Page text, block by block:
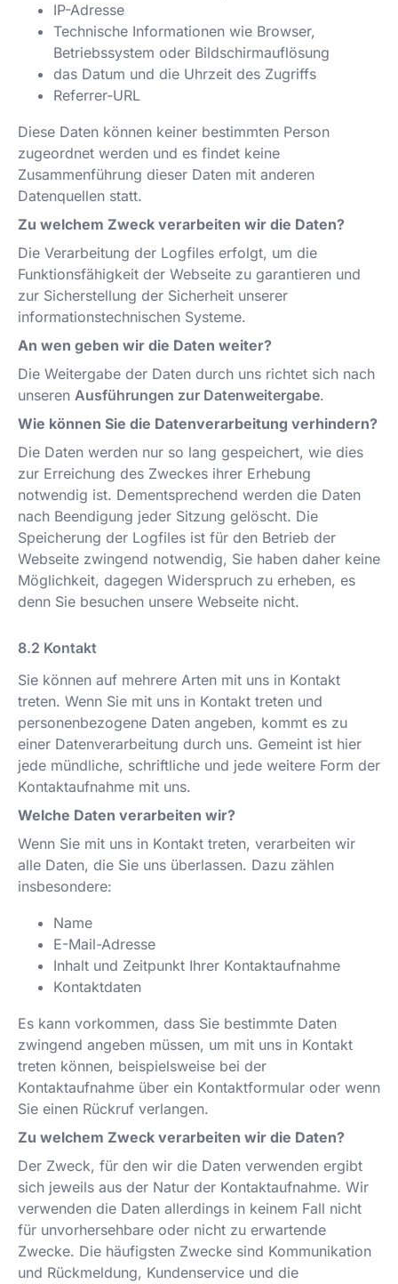
IP-Adresse
Technische Informationen wie Browser,
Betriebssystem oder Bildschirmauflösung
das Datum und die Uhrzeit des Zugriffs
Referrer-URL
Diese Daten können keiner bestimmten Person
zugeordnet werden und es findet keine
Zusammenführung dieser Daten mit anderen
Datenquellen statt.
Zu welchem Zweck verarbeiten wir die Daten?
Die Verarbeitung der Logfiles erfolgt, um die
Funktionsfähigkeit der Webseite zu garantieren und
zur Sicherstellung der Sicherheit unserer
informationstechnischen Systeme.
An wen geben wir die Daten weiter?
Die Weitergabe der Daten durch uns richtet sich nach
unseren Ausführungen zur Datenweitergabe.
Wie können Sie die Datenverarbeitung verhindern?
Die Daten werden nur so lang gespeichert, wie dies
zur Erreichung des Zweckes ihrer Erhebung
notwendig ist. Dementsprechend werden die Daten
nach Beendigung jeder Sitzung gelöscht. Die
Speicherung der Logfiles ist für den Betrieb der
Webseite zwingend notwendig, Sie haben daher keine
Möglichkeit, dagegen Widerspruch zu erheben, es
denn Sie besuchen unsere Webseite nicht.
Kontakt
Sie können auf mehrere Arten mit uns in Kontakt
treten. Wenn Sie mit uns in Kontakt treten und
personenbezogene Daten angeben, kommt es zu
einer Datenverarbeitung durch uns. Gemeint ist hier
jede mündliche, schriftliche und jede weitere Form der
Kontaktaufnahme mit uns.
Welche Daten verarbeiten wir?
Wenn Sie mit uns in Kontakt treten, verarbeiten wir
alle Daten, die Sie uns überlassen. Dazu zählen
insbesondere:
Name
E-Mail-Adresse
Inhalt und Zeitpunkt Ihrer Kontaktaufnahme
Kontaktdaten
Es kann vorkommen, dass Sie bestimmte Daten
zwingend angeben müssen, um mit uns in Kontakt
treten können, beispielsweise bei der
Kontaktaufnahme über ein Kontaktformular oder wenn
Sie einen Rückruf verlangen.
Zu welchem Zweck verarbeiten wir die Daten?
Der Zweck, für den wir die Daten verwenden ergibt
sich jeweils aus der Natur der Kontaktaufnahme. Wir
verwenden die Daten allerdings in keinem Fall nicht
für unvorhersehbare oder nicht zu erwartende
Zwecke. Die häufigsten Zwecke sind Kommunikation
und Rückmeldung, Kundenservice und die